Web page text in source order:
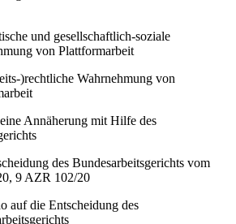
und gesellschaftlich-soziale
von Plattformarbeit
)rechtliche Wahrnehmung von
Annäherung mit Hilfe des
des Bundesarbeitsgerichts vom
9 AZR 102/20
auf die Entscheidung des